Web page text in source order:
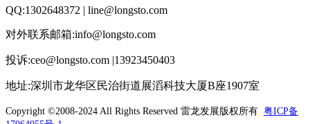
QQ:1302648372 | line@longsto.com
对外联系邮箱:info@longsto.com
投诉:ceo@longsto.com |13923450403
地址:深圳市龙华区民治街道展滔科技大厦B座1907室
Copyright ©2008-2024 All Rights Reserved 雷龙发展版权所有 粤ICP备